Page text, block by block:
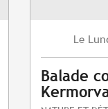
Le
Balade